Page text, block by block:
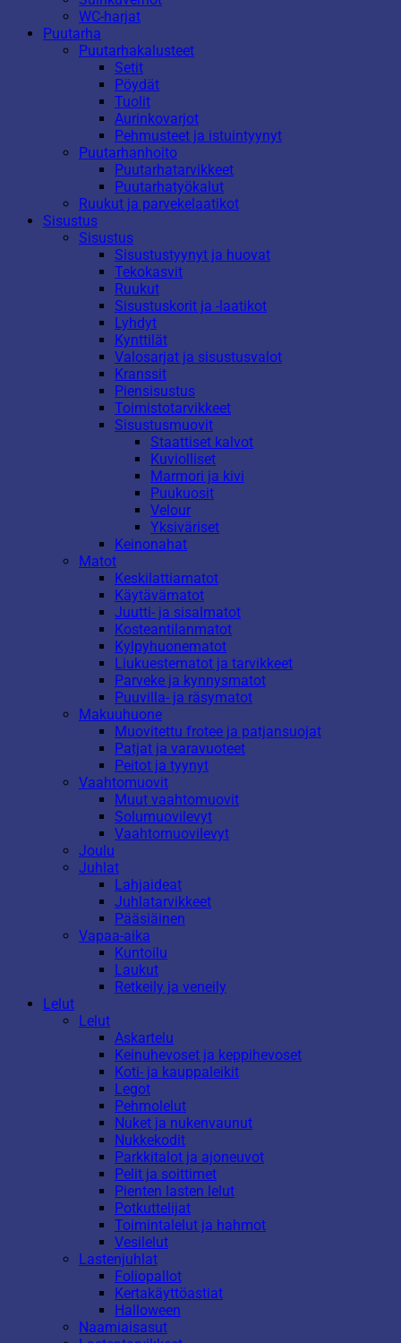
WC-harjat
Puutarha
Puutarhakalusteet
Setit
Pöydät
Tuolit
Aurinkovarjot
Pehmusteet ja istuintyynyt
Puutarhanhoito
Puutarhatarvikkeet
Puutarhatyökalut
Ruukut ja parvekelaatikot
Sisustus
Sisustus
Sisustustyynyt ja huovat
Tekokasvit
Ruukut
Sisustuskorit ja -laatikot
Lyhdyt
Kynttilät
Valosarjat ja sisustusvalot
Kranssit
Piensisustus
Toimistotarvikkeet
Sisustusmuovit
Staattiset kalvot
Kuviolliset
Marmori ja kivi
Puukuosit
Velour
Yksiväriset
Keinonahat
Matot
Keskilattiamatot
Käytävämatot
Juutti- ja sisalmatot
Kosteantilanmatot
Kylpyhuonematot
Liukuestematot ja tarvikkeet
Parveke ja kynnysmatot
Puuvilla- ja räsymatot
Makuuhuone
Muovitettu frotee ja patjansuojat
Patjat ja varavuoteet
Peitot ja tyynyt
Vaahtomuovit
Muut vaahtomuovit
Solumuovilevyt
Vaahtomuovilevyt
Joulu
Juhlat
Lahjaideat
Juhlatarvikkeet
Pääsiäinen
Vapaa-aika
Kuntoilu
Laukut
Retkeily ja veneily
Lelut
Lelut
Askartelu
Keinuhevoset ja keppihevoset
Koti- ja kauppaleikit
Legot
Pehmolelut
Nuket ja nukenvaunut
Nukkekodit
Parkkitalot ja ajoneuvot
Pelit ja soittimet
Pienten lasten lelut
Potkuttelijat
Toimintalelut ja hahmot
Vesilelut
Lastenjuhlat
Foliopallot
Kertakäyttöastiat
Halloween
Naamiaisasut